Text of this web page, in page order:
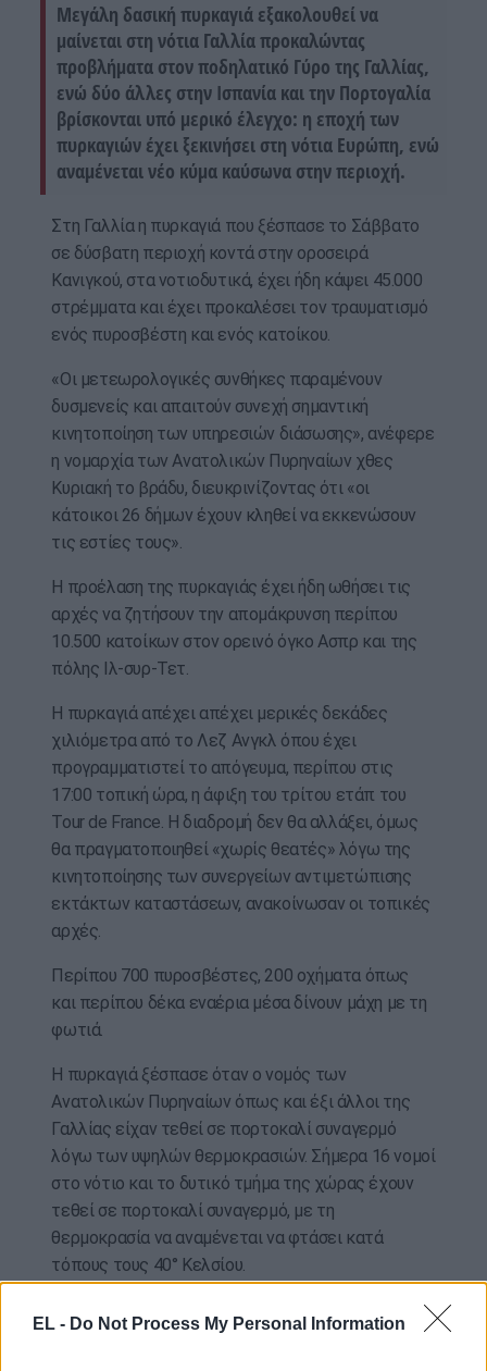
EL - Do Not Process My Personal Information
Μεγάλη δασική πυρκαγιά εξακολουθεί να
μαίνεται στη νότια Γαλλία προκαλώντας
προβλήματα στον ποδηλατικό Γύρο της Γαλλίας,
ενώ δύο άλλες στην Ισπανία και την Πορτογαλία
βρίσκονται υπό μερικό έλεγχο: η εποχή των
πυρκαγιών έχει ξεκινήσει στη νότια Ευρώπη, ενώ
αναμένεται νέο κύμα καύσωνα στην περιοχή.
Στη Γαλλία η πυρκαγιά που ξέσπασε το Σάββατο
σε δύσβατη περιοχή κοντά στην οροσειρά
Κανιγκού, στα νοτιοδυτικά, έχει ήδη κάψει 45.000
στρέμματα και έχει προκαλέσει τον τραυματισμό
ενός πυροσβέστη και ενός κατοίκου.
«Οι μετεωρολογικές συνθήκες παραμένουν
δυσμενείς και απαιτούν συνεχή σημαντική
κινητοποίηση των υπηρεσιών διάσωσης», ανέφερε
η νομαρχία των Ανατολικών Πυρηναίων χθες
Κυριακή το βράδυ, διευκρινίζοντας ότι «οι
κάτοικοι 26 δήμων έχουν κληθεί να εκκενώσουν
τις εστίες τους».
Η προέλαση της πυρκαγιάς έχει ήδη ωθήσει τις
αρχές να ζητήσουν την απομάκρυνση περίπου
10.500 κατοίκων στον ορεινό όγκο Ασπρ και της
πόλης Ιλ-συρ-Τετ.
Η πυρκαγιά απέχει απέχει μερικές δεκάδες
χιλιόμετρα από το Λεζ Ανγκλ όπου έχει
προγραμματιστεί το απόγευμα, περίπου στις
17:00 τοπική ώρα, η άφιξη του τρίτου ετάπ του
Tour de France. Η διαδρομή δεν θα αλλάξει, όμως
θα πραγματοποιηθεί «χωρίς θεατές» λόγω της
κινητοποίησης των συνεργείων αντιμετώπισης
εκτάκτων καταστάσεων, ανακοίνωσαν οι τοπικές
αρχές.
Περίπου 700 πυροσβέστες, 200 οχήματα όπως
και περίπου δέκα εναέρια μέσα δίνουν μάχη με τη
φωτιά.
Η πυρκαγιά ξέσπασε όταν ο νομός των
Ανατολικών Πυρηναίων όπως και έξι άλλοι της
Γαλλίας είχαν τεθεί σε πορτοκαλί συναγερμό
λόγω των υψηλών θερμοκρασιών. Σήμερα 16 νομοί
στο νότιο και το δυτικό τμήμα της χώρας έχουν
τεθεί σε πορτοκαλί συναγερμό, με τη
θερμοκρασία να αναμένεται να φτάσει κατά
τόπους τους 40° Κελσίου.
νότια και την κεντροδυτική Γαλλία.